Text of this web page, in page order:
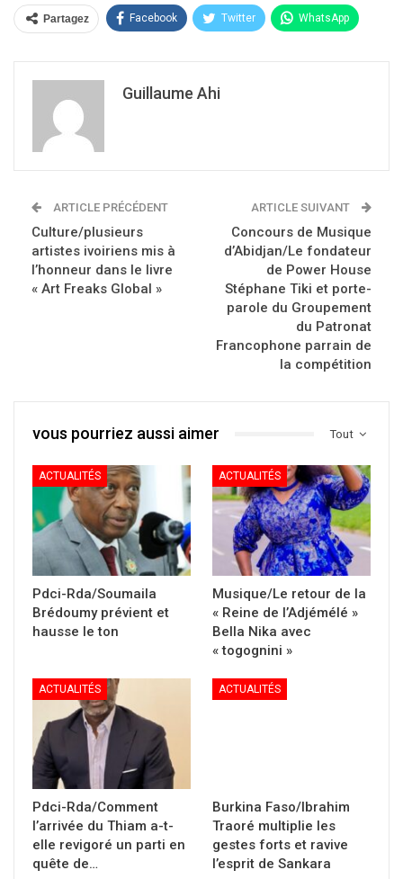
Partagez Facebook Twitter WhatsApp
Guillaume Ahi
ARTICLE PRÉCÉDENT
Culture/plusieurs
artistes ivoiriens mis à
l’honneur dans le livre
« Art Freaks Global »
ARTICLE SUIVANT
Concours de Musique
d’Abidjan/Le fondateur
de Power House
Stéphane Tiki et porte-
parole du Groupement
du Patronat
Francophone parrain de
la compétition
Tout
vous pourriez aussi aimer
ACTUALITÉS
Pdci-Rda/Soumaila
Brédoumy prévient et
hausse le ton
ACTUALITÉS
Musique/Le retour de la
« Reine de l’Adjémélé »
Bella Nika avec
« togognini »
ACTUALITÉS
Pdci-Rda/Comment
l’arrivée du Thiam a-t-
elle revigoré un parti en
quête de…
ACTUALITÉS
Burkina Faso/Ibrahim
Traoré multiplie les
gestes forts et ravive
l’esprit de Sankara